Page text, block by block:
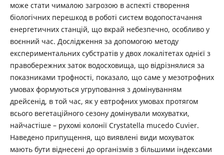
може стати чималою загрозою в аспекті створення
біологічних перешкод в роботі систем водопостачання
енергетичних станцій, що вкрай небезпечно, особливо у
воєнний час. Дослідження за допомогою методу
експериментальних субстратів у двох локалітетах однієї з
правобережних заток водосховища, що відрізнялися за
показниками трофності, показало, що саме у мезотрофних
умовах формуються угруповання з домінуванням
дрейсенід, в той час, як у евтрофних умовах протягом
всього вегетаційного сезону домінували мохуватки,
найчастіше – рухомі колонії Crуstatella mucedo Cuvier.
Наведено припущення, що виявлені види мохуваток
мають бути віднесені до організмів з більшими індексами